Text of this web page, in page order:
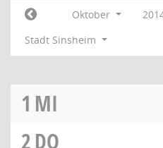
Oktober
Stadt Sinsheim
1 MI
2DO